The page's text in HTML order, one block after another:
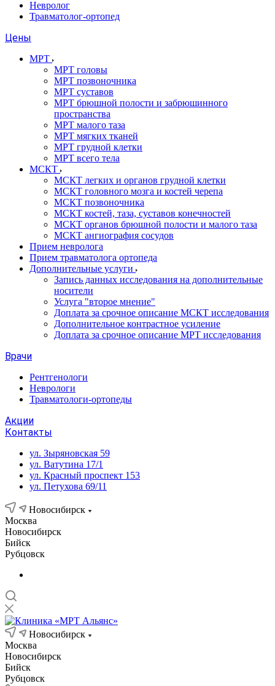
Невролог
Травматолог-ортопед
Цены
МРТ
МРТ головы
МРТ позвоночника
МРТ суставов
МРТ брюшной полости и забрюшинного
пространства
МРТ малого таза
МРТ мягких тканей
МРТ грудной клетки
МРТ всего тела
МСКТ
МСКТ легких и органов грудной клетки
МСКТ головного мозга и костей черепа
МСКТ позвоночника
МСКТ костей, таза, суставов конечностей
МСКТ органов брюшной полости и малого таза
МСКТ ангиография сосудов
Прием невролога
Прием травматолога ортопеда
Дополнительные услуги
Запись данных исследования на дополнительные
носители
Услуга "второе мнение"
Доплата за срочное описание МСКТ исследования
Дополнительное контрастное усиление
Доплата за срочное описание МРТ исследования
Врачи
Рентгенологи
Неврологи
Травматологи-ортопеды
Акции
Контакты
ул. Зыряновская 59
ул. Ватутина 17/1
ул. Красный проспект 153
ул. Петухова 69/11
Новосибирск
Москва
Новосибирск
Бийск
Рубцовск
Новосибирск
Москва
Новосибирск
Бийск
Рубцовск